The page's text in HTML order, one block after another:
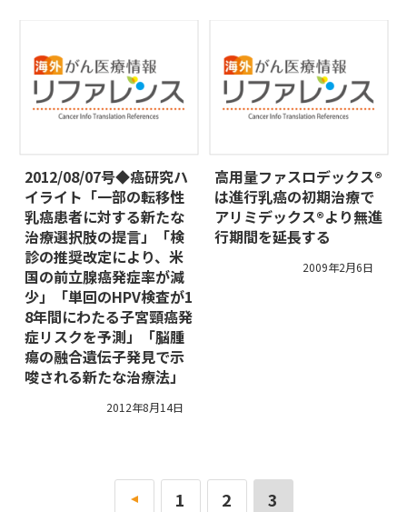
2012/08/07号◆癌研究ハ
イライト「一部の転移性
乳癌患者に対する新たな
治療選択肢の提言」「検
診の推奨改定により、米
国の前立腺癌発症率が減
少」「単回のHPV検査が1
8年間にわたる子宮頸癌発
症リスクを予測」「脳腫
瘍の融合遺伝子発見で示
唆される新たな治療法」
2012年8月14日
高用量ファスロデックス®
は進行乳癌の初期治療で
アリミデックス®より無進
行期間を延長する
2009年2月6日
« 1 2 3